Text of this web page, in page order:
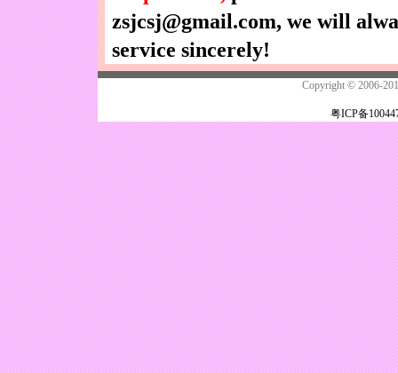
zsjcsj@gmail.com, we will
service sincerely!
Copyright © 2006-
粤ICP备